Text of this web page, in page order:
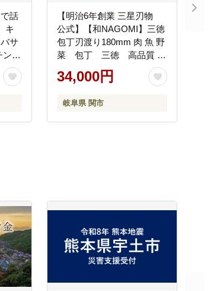
話
キ
サ
ハ
【明治6年創業 三星刃物
公式】【和NAGOMI】三徳
包丁刃渡り180mm 肉 魚 野
菜 包丁 三徳 高品質 万
能包丁 ナイフ 日本製
職人 関市 ギフト 贈り
ステンレス
34,000円
岐阜県 関市